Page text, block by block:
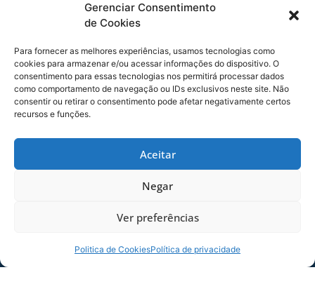
Gerenciar Consentimento
de Cookies
Para fornecer as melhores experiências, usamos tecnologias como
cookies para armazenar e/ou acessar informações do dispositivo. O
consentimento para essas tecnologias nos permitirá processar dados
como comportamento de navegação ou IDs exclusivos neste site. Não
consentir ou retirar o consentimento pode afetar negativamente certos
recursos e funções.
Aceitar
Negar
Ver preferências
Politica de CookiesPolítica de privacidade
Nas penalidades, o goleiro da equipe adversária
competição depois de defender três pênaltis.
“Agora é pensar que temos muita coisa para ser
trabalhada daqui pra frente. Temos um
calendário a ser cumprido e vamos trabalhar
sempre”, afirmou Thiago de Souza, técnico da
equipe avaiana.
COMPARTILHE ESSA NOTÍCIA
MAIS NOTÍCIAS